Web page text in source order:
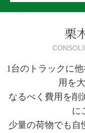
栗
1台のトラックに
用を
なるべく費用を削
に
少量の荷物でも自